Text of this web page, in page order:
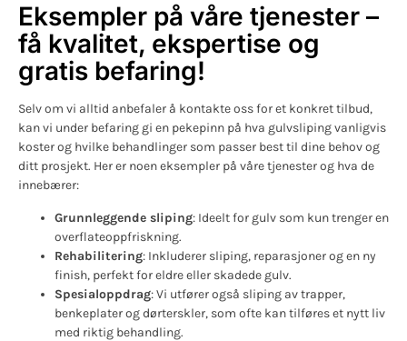
Eksempler på våre tjenester –
få kvalitet, ekspertise og
gratis befaring!
Selv om vi alltid anbefaler å kontakte oss for et konkret tilbud,
kan vi under befaring gi en pekepinn på hva gulvsliping vanligvis
koster og hvilke behandlinger som passer best til dine behov og
ditt prosjekt. Her er noen eksempler på våre tjenester og hva de
innebærer:
Grunnleggende sliping: Ideelt for gulv som kun trenger en
overflateoppfriskning.
Rehabilitering: Inkluderer sliping, reparasjoner og en ny
finish, perfekt for eldre eller skadede gulv.
Spesialoppdrag: Vi utfører også sliping av trapper,
benkeplater og dørterskler, som ofte kan tilføres et nytt liv
med riktig behandling.